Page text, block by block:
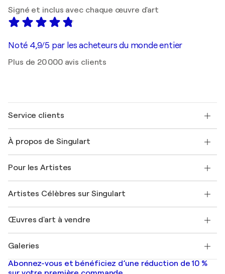
Signé et inclus avec chaque œuvre d'art
Noté 4,9/5 par les acheteurs du monde entier
Plus de 20 000 avis clients
Service clients
Expédition
Offrir une carte cadeau
Rejoignez notre programme commercial
Mon compte
+33 1 76 44 06 42
À propos de Singulart
FAQ
Magazine Singulart
Emplois
Découvrez une sélection d'art original
Pour les Artistes
Se connecter en tant qu'Artiste
Artistes Célèbres sur Singulart
Marc Chagall
Banksy
Mr. Brainwash
Shepard Fairey
Œuvres d'art à vendre
Tableaux abstraits à vendre
Peintures de paysage
Galeries
Galeries d'art en France
Abonnez-vous et bénéficiez d’une réduction de 10 %